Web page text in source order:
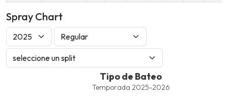
Spray Chart
Combination chart with 8 data series.
Tipo de Bateo
Temporada 2025-2026